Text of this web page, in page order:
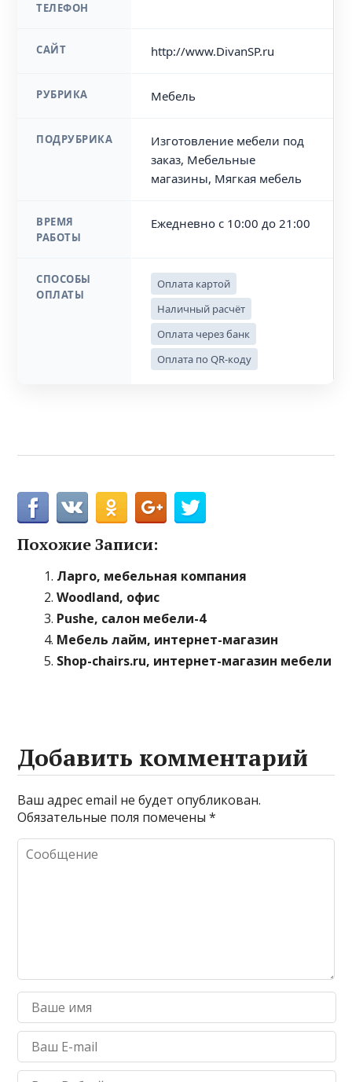
ТЕЛЕФОН
САЙТ http://www.DivanSP.ru
РУБРИКА Мебель
ПОДРУБРИКА
Изготовление мебели под
заказ, Мебельные
магазины, Мягкая мебель
ВРЕМЯ
РАБОТЫ
Ежедневно с 10:00 до 21:00
СПОСОБЫ
ОПЛАТЫ
Оплата картой
Наличный расчёт
Оплата через банк
Оплата по QR-коду
Похожие Записи:
Ларго, мебельная компания
Woodland, офис
Pushe, салон мебели-4
Мебель лайм, интернет-магазин
Shop-chairs.ru, интернет-магазин мебели
Добавить комментарий
Ваш адрес email не будет опубликован.
Обязательные поля помечены*